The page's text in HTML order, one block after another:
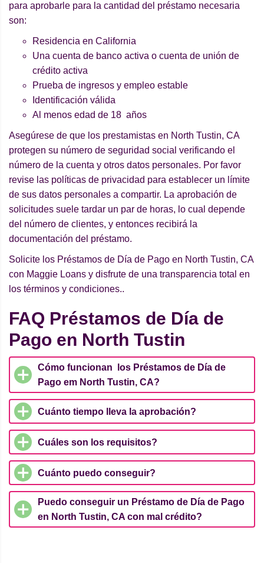
para aprobarle para la cantidad del préstamo necesaria
son:
Residencia en California
Una cuenta de banco activa o cuenta de unión de
crédito activa
Prueba de ingresos y empleo estable
Identificación válida
Al menos edad de 18 años
Asegúrese de que los prestamistas en North Tustin, CA
protegen su número de seguridad social verificando el
número de la cuenta y otros datos personales. Por favor
revise las políticas de privacidad para establecer un límite
de sus datos personales a compartir. La aprobación de
solicitudes suele tardar un par de horas, lo cual depende
del número de clientes, y entonces recibirá la
documentación del préstamo.
Solicite los Préstamos de Día de Pago en North Tustin, CA
con Maggie Loans y disfrute de una transparencia total en
los términos y condiciones..
FAQ Préstamos de Día de
Pago en North Tustin
Cómo funcionan los Préstamos de Día de
Pago em North Tustin, CA?
Cuánto tiempo lleva la aprobación?
Cuáles son los requisitos?
Cuánto puedo conseguir?
Puedo conseguir un Préstamo de Día de Pago
en North Tustin, CA con mal crédito?